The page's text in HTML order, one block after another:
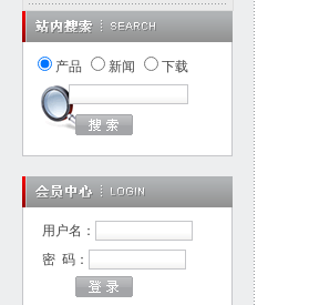
产品 新闻 下载
用户名：
密 码：